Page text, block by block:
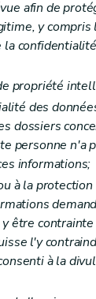
afin de
y
la
propriété
des
dossiers
personne n'a
informations;
à la
être
l'y
à la